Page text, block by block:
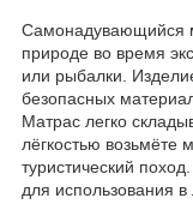
Самонадувающийся
природе во время
или рыбалки.
безопасных
Матрас легко
лёгкостью возьмёте
туристический
для использования